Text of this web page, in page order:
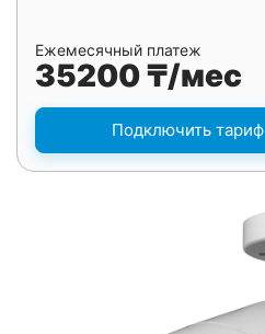
Ежемесячный платеж
35200 ₸/мес
Подключить тариф